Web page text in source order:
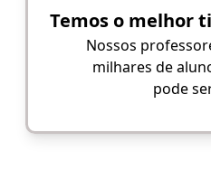
Temos o melhor
Nossos
milhares de
pode